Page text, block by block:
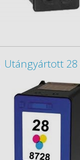
Utángyártott